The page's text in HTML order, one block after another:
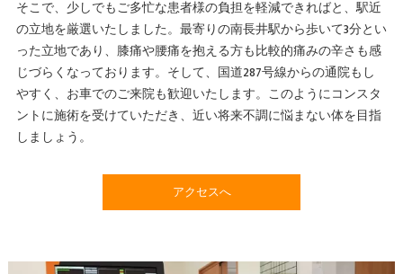
そこで、少しでもご多忙な患者様の負担を軽減できればと、駅近
の立地を厳選いたしました。最寄りの南長井駅から歩いて3分とい
った立地であり、膝痛や腰痛を抱える方も比較的痛みの辛さも感
じづらくなっております。そして、国道287号線からの通院もし
やすく、お車でのご来院も歓迎いたします。このようにコンスタ
ントに施術を受けていただき、近い将来不調に悩まない体を目指
しましょう。
アクセスへ